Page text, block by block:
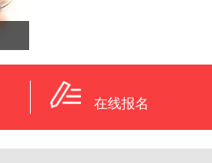
在线报名